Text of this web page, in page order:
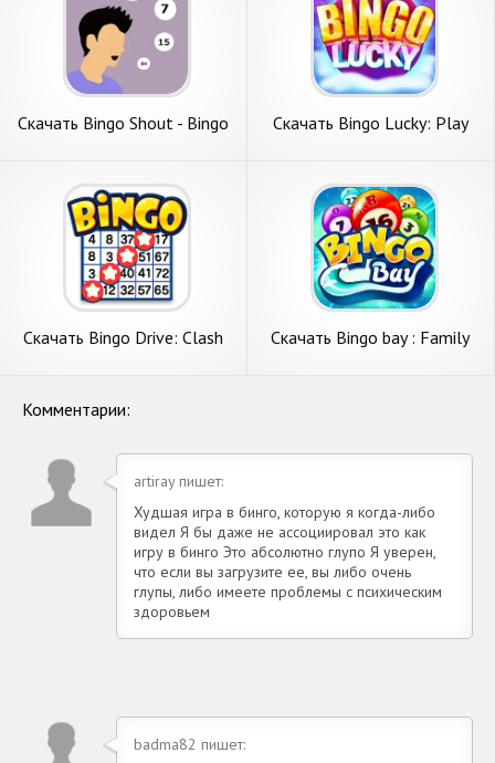
Скачать Bingo Shout - Bingo
Скачать Bingo Lucky: Play
Андроид
Скачать Bingo Drive: Clash
Скачать Bingo bay : Family
Комментарии:
artiray пишет:
Худшая игра в бинго, которую я когда-либо
видел Я бы даже не ассоциировал это как
игру в бинго Это абсолютно глупо Я уверен,
что если вы загрузите ее, вы либо очень
глупы, либо имеете проблемы с психическим
здоровьем
badma82 пишет: